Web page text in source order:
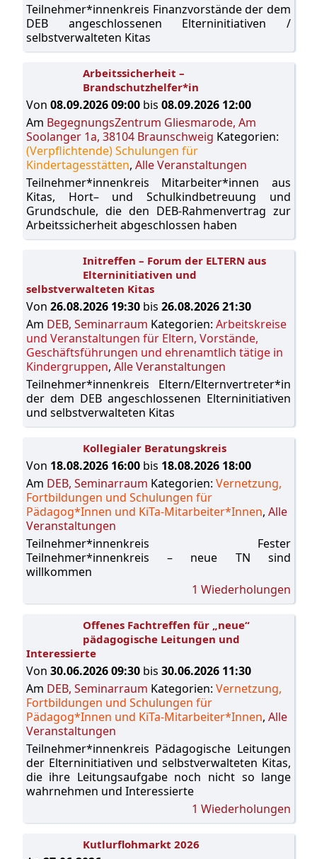
Teilnehmer*innenkreis Finanzvorstände der dem
DEB angeschlossenen Elterninitiativen /
selbstverwalteten Kitas
Arbeitssicherheit –
Brandschutzhelfer*in
Von 08.09.2026 09:00 bis 08.09.2026 12:00
Am BegegnungsZentrum Gliesmarode, Am
Soolanger 1a, 38104 Braunschweig Kategorien:
(Verpflichtende) Schulungen für
Kindertagesstätten, Alle Veranstaltungen
Teilnehmer*innenkreis Mitarbeiter*innen aus
Kitas, Hort– und Schulkindbetreuung und
Grundschule, die den DEB-Rahmenvertrag zur
Arbeitssicherheit abgeschlossen haben
Initreffen – Forum der ELTERN aus
Elterninitiativen und
selbstverwalteten Kitas
Von 26.08.2026 19:30 bis 26.08.2026 21:30
Am DEB, Seminarraum Kategorien: Arbeitskreise
und Veranstaltungen für Eltern, Vorstände,
Geschäftsführungen und ehrenamtlich tätige in
Kindergruppen, Alle Veranstaltungen
Teilnehmer*innenkreis Eltern/Elternvertreter*in
der dem DEB angeschlossenen Elterninitiativen
und selbstverwalteten Kitas
Kollegialer Beratungskreis
Von 18.08.2026 16:00 bis 18.08.2026 18:00
Am DEB, Seminarraum Kategorien: Vernetzung,
Fortbildungen und Schulungen für
Pädagog*Innen und KiTa-Mitarbeiter*Innen, Alle
Veranstaltungen
Teilnehmer*innenkreis Fester
Teilnehmer*innenkreis – neue TN sind
willkommen
1 Wiederholungen
Offenes Fachtreffen für „neue“
pädagogische Leitungen und
Interessierte
Von 30.06.2026 09:30 bis 30.06.2026 11:30
Am DEB, Seminarraum Kategorien: Vernetzung,
Fortbildungen und Schulungen für
Pädagog*Innen und KiTa-Mitarbeiter*Innen, Alle
Veranstaltungen
Teilnehmer*innenkreis Pädagogische Leitungen
der Elterninitiativen und selbstverwalteten Kitas,
die ihre Leitungsaufgabe noch nicht so lange
wahrnehmen und Interessierte
1 Wiederholungen
Kutlurflohmarkt 2026